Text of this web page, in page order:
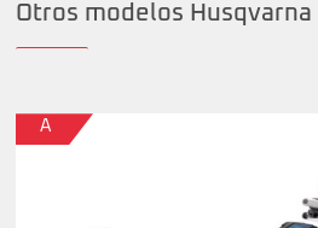
Otros modelos Husqvarna
A